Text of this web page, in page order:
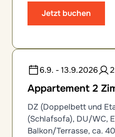
Jetzt buchen
6.9. - 13.9.2026
Appartement 2
DZ (Doppelbett und
(Schlafsofa), DU/WC,
Balkon/Terrasse, ca.